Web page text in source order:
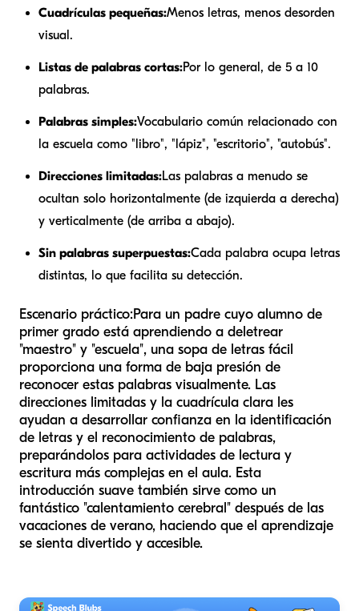
Cuadrículas pequeñas:Menos letras, menos desorden
visual.
Listas de palabras cortas:Por lo general, de 5 a 10
palabras.
Palabras simples:Vocabulario común relacionado con
la escuela como "libro", "lápiz", "escritorio", "autobús".
Direcciones limitadas:Las palabras a menudo se
ocultan solo horizontalmente (de izquierda a derecha)
y verticalmente (de arriba a abajo).
Sin palabras superpuestas:Cada palabra ocupa letras
distintas, lo que facilita su detección.
Escenario práctico:Para un padre cuyo alumno de
primer grado está aprendiendo a deletrear
"maestro" y "escuela", una sopa de letras fácil
proporciona una forma de baja presión de
reconocer estas palabras visualmente. Las
direcciones limitadas y la cuadrícula clara les
ayudan a desarrollar confianza en la identificación
de letras y el reconocimiento de palabras,
preparándolos para actividades de lectura y
escritura más complejas en el aula. Esta
introducción suave también sirve como un
fantástico "calentamiento cerebral" después de las
vacaciones de verano, haciendo que el aprendizaje
se sienta divertido y accesible.